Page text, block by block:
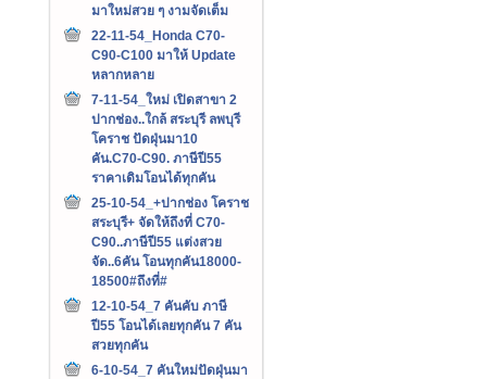
มาใหม่สวย ๆ งามจัดเต็ม
22-11-54_Honda C70-
C90-C100 มาให้ Update
หลากหลาย
7-11-54_ใหม่ เปิดสาขา 2
ปากช่อง..ใกล้ สระบุรี ลพบุรี
โคราช ปัดฝุ่นมา10
คัน.C70-C90. ภาษีปี55
ราคาเดิมโอนได้ทุกคัน
25-10-54_+ปากช่อง โคราช
สระบุรี+ จัดให้ถึงที่ C70-
C90..ภาษีปี55 แต่งสวย
จัด..6คัน โอนทุกคัน18000-
18500#ถึงที่#
12-10-54_7 คันคับ ภาษี
ปี55 โอนได้เลยทุกคัน 7 คัน
สวยทุกคัน
6-10-54_7 คันใหม่ปัดฝุ่นมา